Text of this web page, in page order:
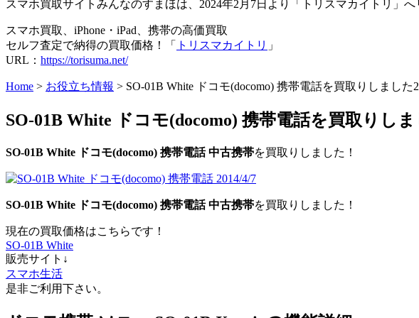
スマホ買取サイトみんなのすまほは、2024年2月7日より「トリスマカイトリ」
スマホ買取、iPhone・iPad、携帯の高価買取
セルフ査定で納得の買取価格！「
トリスマカイトリ 」
URL： https://torisuma.net/
Home > お役立ち情報 > SO-01B White ドコモ(docomo) 携帯電話を買取りしました
SO-01B White ドコモ(docomo) 携帯電話を買取りしま
SO-01B White ドコモ(docomo) 携帯電話 中古携帯を買取りしました！
SO-01B White ドコモ(docomo) 携帯電話 中古携帯を買取りしました！
現在の買取価格はこちらです！
SO-01B White
販売サイト↓
スマホ生活
是非ご利用下さい。